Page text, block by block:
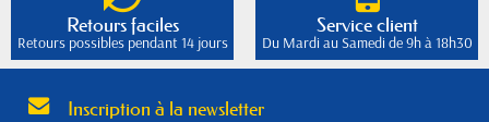
Retours faciles
Retours possibles pendant 14 jours
Service client
Du Mardi au Samedi de 9h à 18h30
Inscription à la newsletter